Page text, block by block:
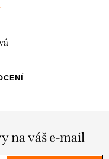
na váš e-mail